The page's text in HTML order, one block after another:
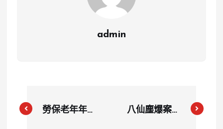
admin
勞保老年年金
八仙塵爆案大